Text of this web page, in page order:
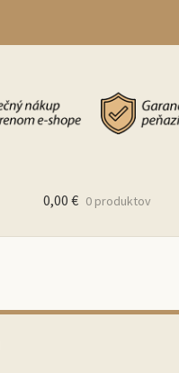
0,00 € 0 produktov